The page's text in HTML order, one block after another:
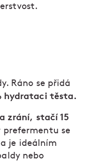
Ráno se přidá
hydrataci těsta.
zrání, stačí 15
prefermentu se
je ideálním
nebo